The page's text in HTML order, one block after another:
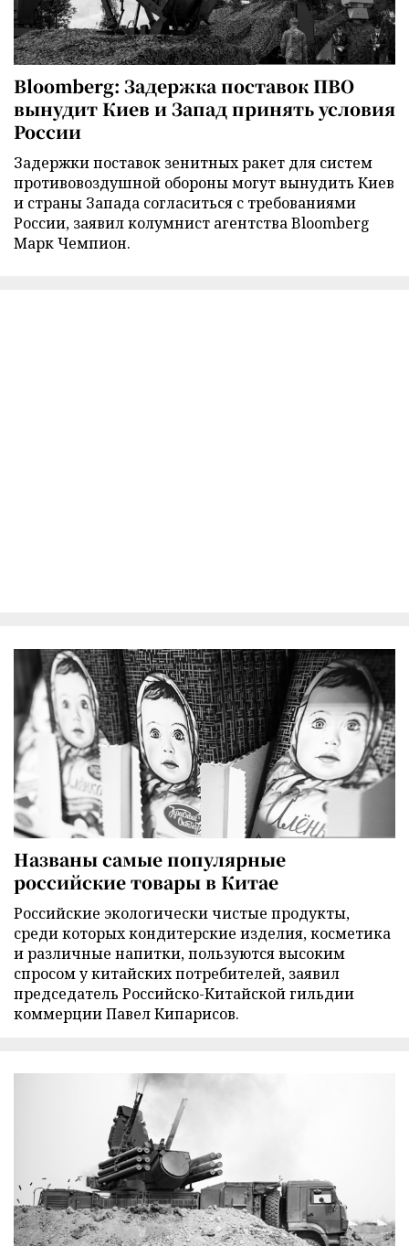
Bloomberg: Задержка поставок ПВО
вынудит Киев и Запад принять условия
России
Задержки поставок зенитных ракет для систем
противовоздушной обороны могут вынудить Киев
и страны Запада согласиться с требованиями
России, заявил колумнист агентства Bloomberg
Марк Чемпион.
Названы самые популярные
российские товары в Китае
Российские экологически чистые продукты,
среди которых кондитерские изделия, косметика
и различные напитки, пользуются высоким
спросом у китайских потребителей, заявил
председатель Российско-Китайской гильдии
коммерции Павел Кипарисов.